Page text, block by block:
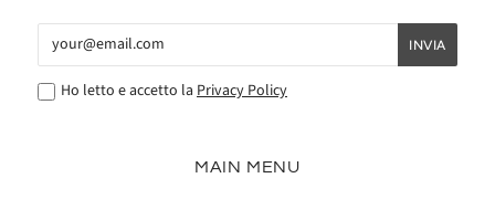
Ho letto e accetto la Privacy Policy
MAIN MENU